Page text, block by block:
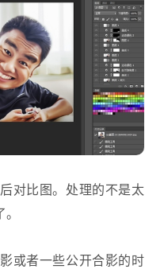
对比图。处理的不是太
或者一些公开合影的时